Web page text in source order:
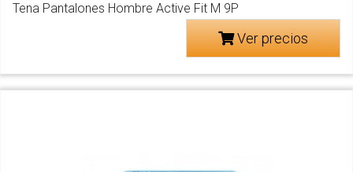
Tena Pantalones Hombre Active Fit M 9P
Ver precios